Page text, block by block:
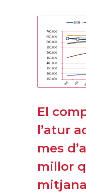
El
l’atur
mes
millor